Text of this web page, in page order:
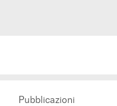
Pubblicazioni